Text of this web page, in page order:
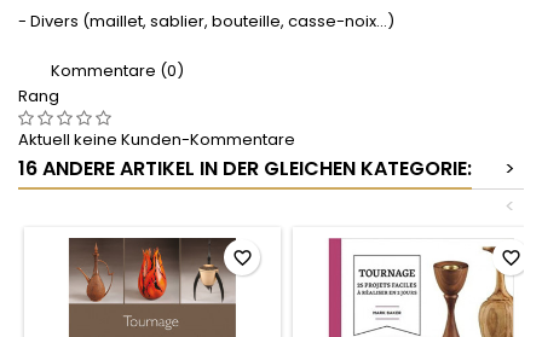
- Divers (maillet, sablier, bouteille, casse-noix…)
Kommentare (0)
Rang
Aktuell keine Kunden-Kommentare
16 ANDERE ARTIKEL IN DER GLEICHEN KATEGORIE:
>
<
favorite_border favorite_border